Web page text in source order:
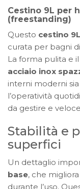
per
hotel
|
Acciaio
inox
spazzolato
freestanding
quantità
Cestino 9L per
(freestanding)
Questo cestino
curata per bagni
La forma pulita e
acciaio inox
interni moderni
l’operatività
da gestire e
Stabilità e
superfici
Un dettaglio
base, che
durante l’uso.